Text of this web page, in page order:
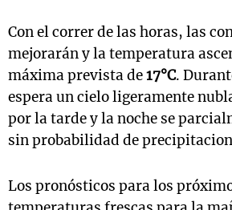
Con el correr de las horas, las
mejorarán y la temperatura
máxima prevista de17°C.
espera un cielo ligeramente
por la tarde y la noche se
sin probabilidad de
Los pronósticos para los